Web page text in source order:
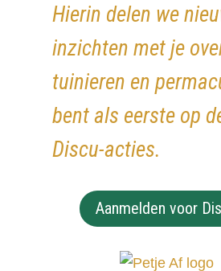
Hierin delen we
inzichten met je
tuinieren en
bent als eerste op
Discu-acties.
Aanmelden voor